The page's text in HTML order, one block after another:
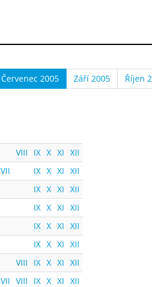
Červenec 2005 Září 2005 Říjen
VIII IX X XI XII
VII IX X XI XII
IX X XI XII
IX X XI XII
IX X XI XII
IX X XI XII
VIII IX X XI XII
VII VIII IX X XI XII